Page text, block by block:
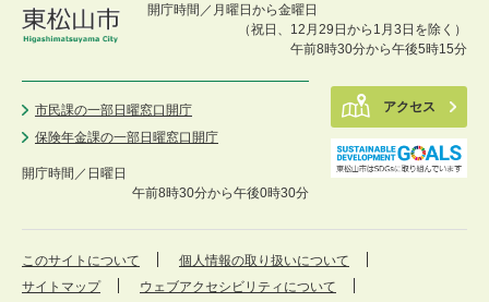
開庁時間／月曜日から金曜日
（祝日、12月29日から1月3日を除く）
午前8時30分から午後5時15分
市民課の一部日曜窓口開庁
保険年金課の一部日曜窓口開庁
開庁時間／ 日曜日
午前8時30分から午後0時30分
アクセス
このサイトについて
個人情報の取り扱いについて
サイトマップ
ウェブアクセシビリティについて